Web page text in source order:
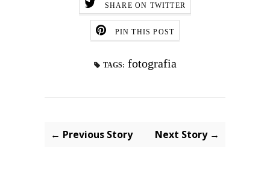
SHARE ON TWITTER
PIN THIS POST
TAGS: fotografia
← Previous Story Next Story →